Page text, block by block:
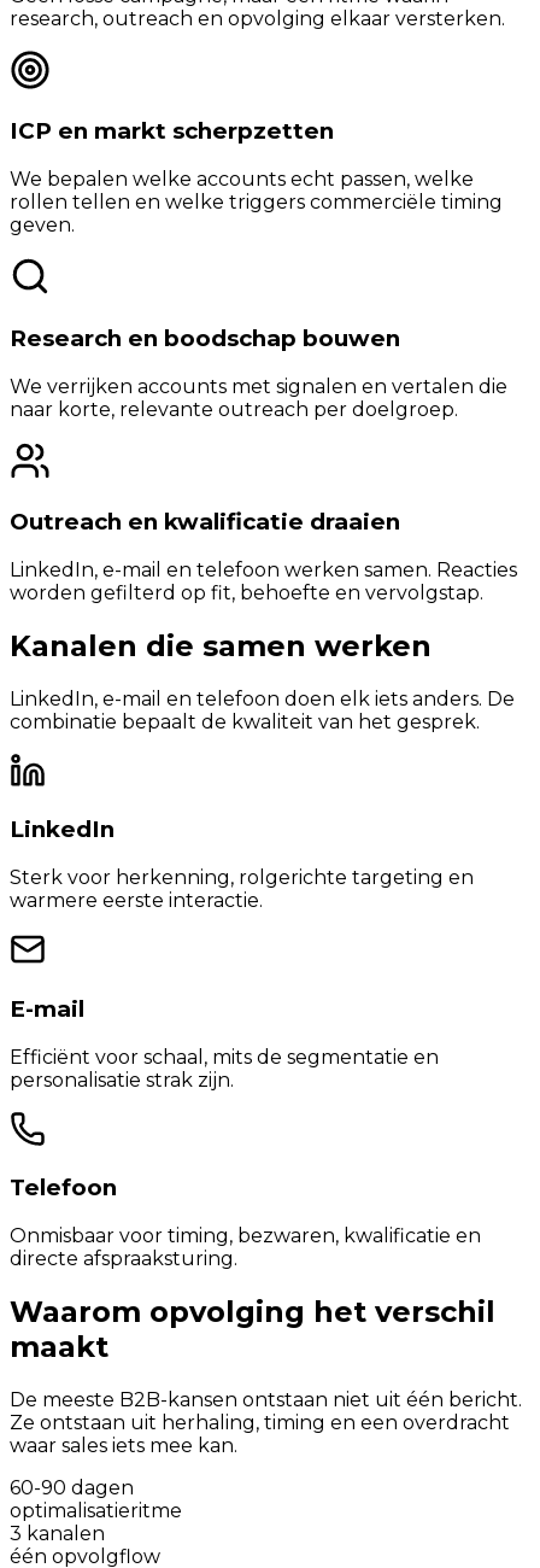
research, outreach en opvolging elkaar versterken.
ICP en markt scherpzetten
We bepalen welke accounts echt passen, welke
rollen tellen en welke triggers commerciële timing
geven.
Research en boodschap bouwen
We verrijken accounts met signalen en vertalen die
naar korte, relevante outreach per doelgroep.
Outreach en kwalificatie draaien
LinkedIn, e-mail en telefoon werken samen. Reacties
worden gefilterd op fit, behoefte en vervolgstap.
Kanalen die samen werken
LinkedIn, e-mail en telefoon doen elk iets anders. De
combinatie bepaalt de kwaliteit van het gesprek.
LinkedIn
Sterk voor herkenning, rolgerichte targeting en
warmere eerste interactie.
E-mail
Efficiënt voor schaal, mits de segmentatie en
personalisatie strak zijn.
Telefoon
Onmisbaar voor timing, bezwaren, kwalificatie en
directe afspraaksturing.
Waarom opvolging het verschil
maakt
De meeste B2B-kansen ontstaan niet uit één bericht.
Ze ontstaan uit herhaling, timing en een overdracht
waar sales iets mee kan.
60-90 dagen
optimalisatieritme
3 kanalen
één opvolgflow